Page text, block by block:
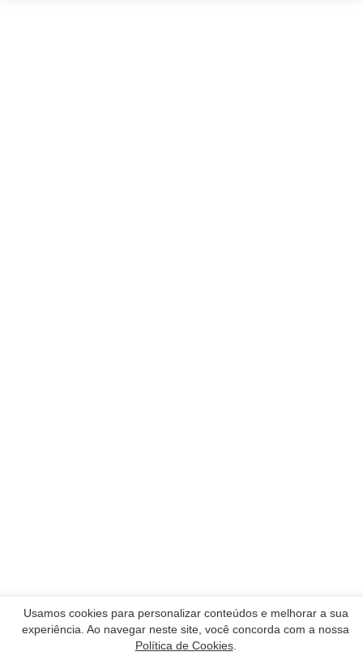
Nossos Parceiros
Usamos cookies para personalizar conteúdos e melhorar a sua
experiência. Ao navegar neste site, você concorda com a nossa
Política de Cookies.